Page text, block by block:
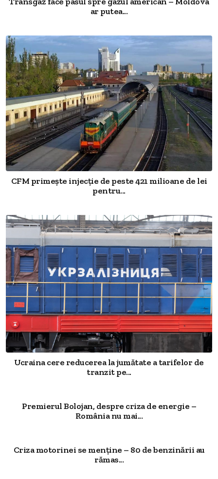
ar putea...
CFM primește injecție de peste 421 milioane de lei
pentru...
Ucraina cere reducerea la jumătate a tarifelor de
tranzit pe...
Premierul Bolojan, despre criza de energie –
România nu mai...
Criza motorinei se menține – 80 de benzinării au
rămas...